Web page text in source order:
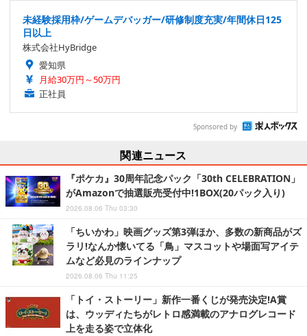
未経験採用枠/ゲームデバッガー/研修制度充実/年間休日125
日以上
株式会社HyBridge
愛知県
月給30万円～50万円
正社員
Sponsored by
関連ニュース
『ポケカ』30周年記念パック「30th CELEBRATION」
がAmazonで抽選販売受付中!1BOX(20パック入り)
2026.08.06 Thu 03:30
「ちいかわ」映画グッズ第3弾ほか、多数の新商品がズ
ラリ!なんか懐いてる「鳥」マスコットや場面写アイテ
ムなど必見のラインナップ
2026.08.06 Thu 11:25
「トイ・ストーリー」新作一番くじが発売決定!A賞
は、ウッディたちがレトロ感満載のアナログレコード
上を走る姿で立体化